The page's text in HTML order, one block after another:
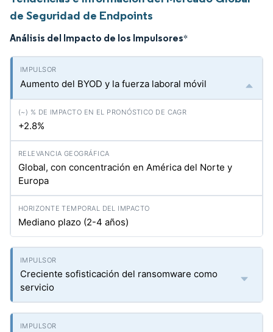
de Seguridad de Endpoints
Análisis del Impacto de los Impulsores*
Aumento del BYOD y la fuerza laboral móvil
+2.8%
Global, con concentración en América del Norte y
Europa
Mediano plazo (2-4 años)
Creciente sofisticación del ransomware como
servicio